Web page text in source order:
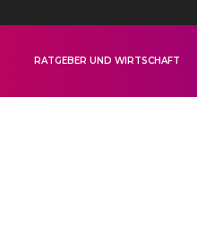
RATGEBER UND WIRTSCHAFT